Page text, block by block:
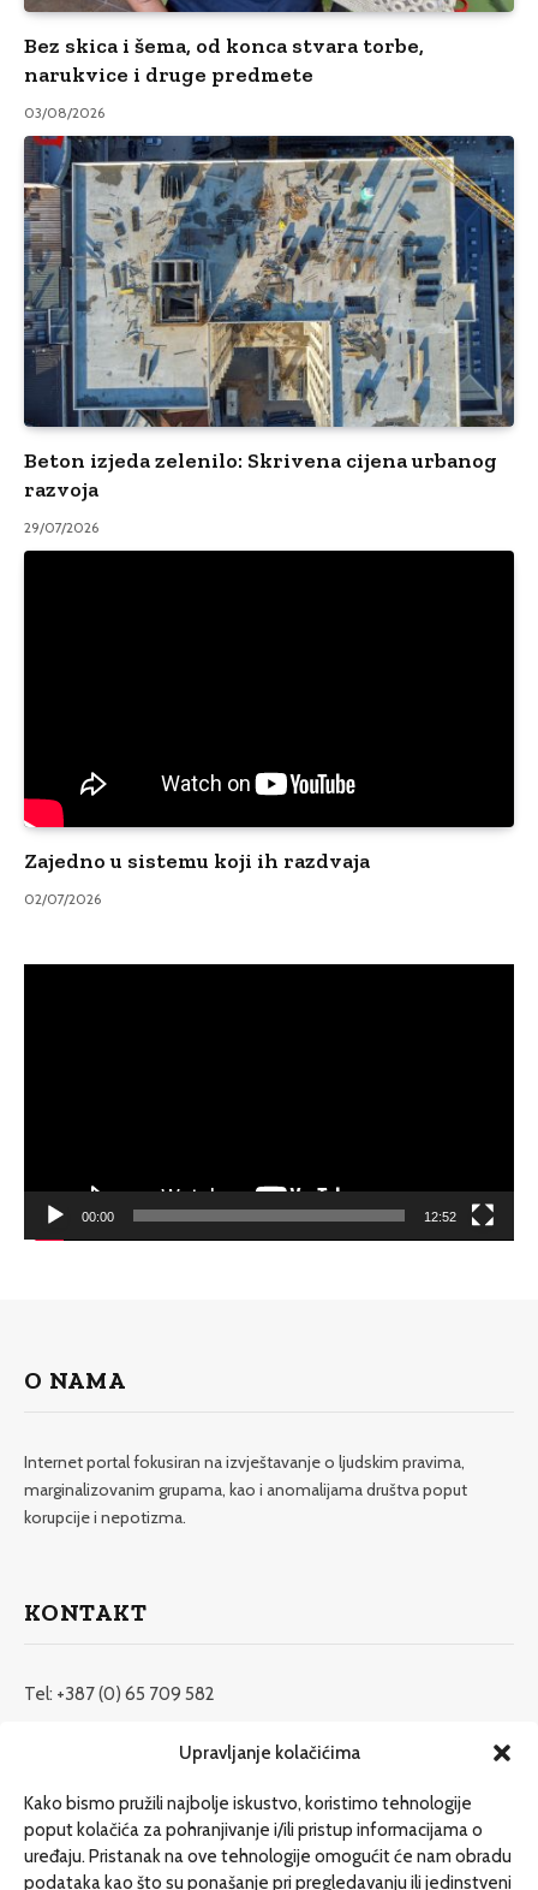
Upravljanje kolačićima
Kako bismo pružili najbolje iskustvo, koristimo tehnologije
poput kolačića za pohranjivanje i/ili pristup informacijama o
uređaju. Pristanak na ove tehnologije omogućit će nam obradu
podataka kao što su ponašanje pri pregledavanju ili jedinstveni
Bez skica i šema, od konca stvara torbe,
narukvice i druge predmete
03/08/2026
Beton izjeda zelenilo: Skrivena cijena urbanog
razvoja
29/07/2026
Zajedno u sistemu koji ih razdvaja
02/07/2026
00:00 12:52
O NAMA
Internet portal fokusiran na izvještavanje o ljudskim pravima,
marginalizovanim grupama, kao i anomalijama društva poput
korupcije i nepotizma.
KONTAKT
Tel: +387 (0) 65 709 582
redakcija@etrafika.net
Dosije